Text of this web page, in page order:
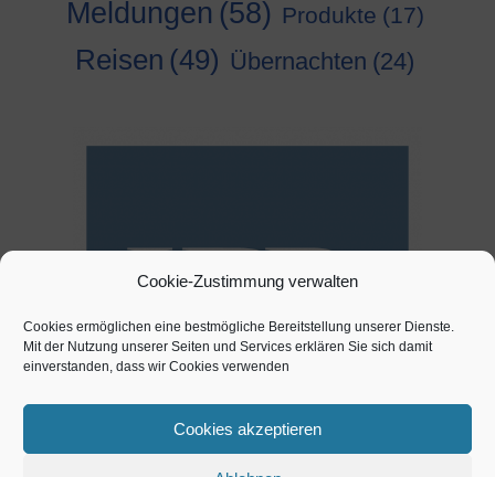
Cookie-Zustimmung verwalten
Cookies ermöglichen eine bestmögliche Bereitstellung unserer Dienste.
Mit der Nutzung unserer Seiten und Services erklären Sie sich damit
einverstanden, dass wir Cookies verwenden
Cookies akzeptieren
Meldungen (58) Produkte (17)
Reisen (49) Übernachten (24)